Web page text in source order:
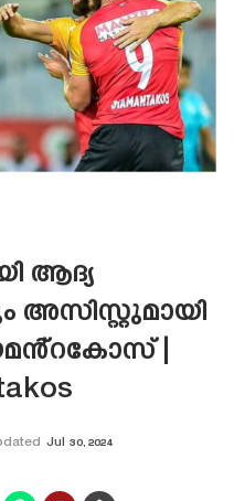
ആദ്യ
അസിസ്റ്റുമായി
|
Jul 30, 2024